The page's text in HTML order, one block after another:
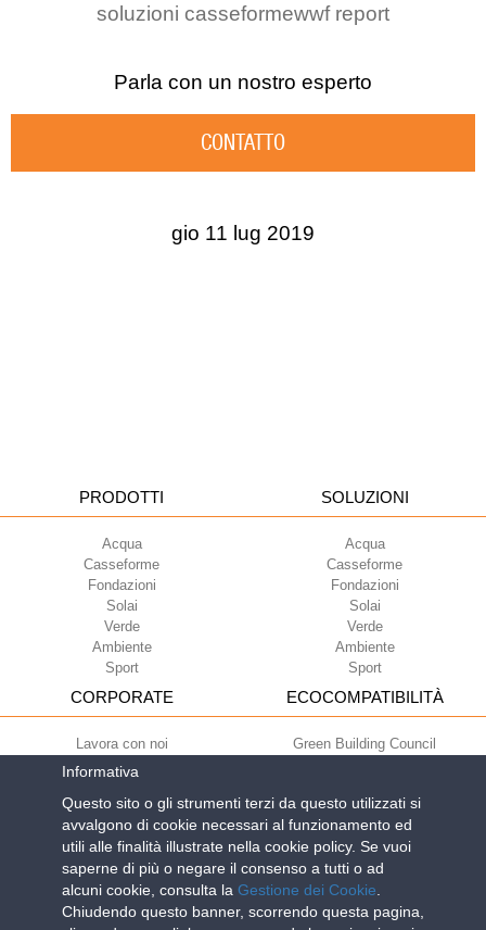
soluzioni casseformewwf report
Parla con un nostro esperto
CONTATTO
gio 11 lug 2019
PRODOTTI
Acqua
Casseforme
Fondazioni
Solai
Verde
Ambiente
Sport
SOLUZIONI
Acqua
Casseforme
Fondazioni
Solai
Verde
Ambiente
Sport
CORPORATE
Lavora con noi
Termini di utilizzo
Newsletter
ECOCOMPATIBILITÀ
Green Building Council
Geoplast S.p.A.
| Via Martiri della Libertà, 6/8 - 35010 Grantorto (Padova)
ITALY - Tel+39 049 9490289 - info@geoplastglobal.com
Reg. Impr. PD. n. 03285310284 - R.E.A. n. 300667 P.IVA e C.F.
Informativa
Questo sito o gli strumenti terzi da questo utilizzati si
avvalgono di cookie necessari al funzionamento ed
utili alle finalità illustrate nella cookie policy. Se vuoi
saperne di più o negare il consenso a tutti o ad
alcuni cookie, consulta la Gestione dei Cookie
Chiudendo questo banner, scorrendo questa pagina,